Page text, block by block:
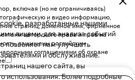
разработанные нашими
лицами, для анализа событий
позволяет нам улучшать
и обслуживание.
нашего сайта, вы
использования. Более подробные
включая (но не ограничиваясь)
и видео информацию,
страниц, доменное имя, фирменное
авторского права и прав на
защищены российским
соглашениями об охране